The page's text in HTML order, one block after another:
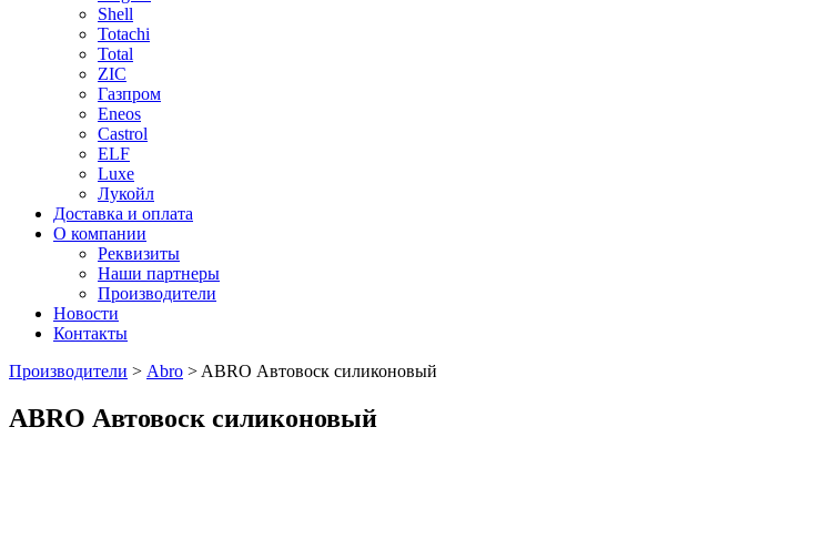
Shell
Totachi
Total
ZIC
Газпром
Еneos
Сastrol
ELF
Luxe
Лукойл
Доставка и оплата
О компании
Реквизиты
Наши партнеры
Производители
Новости
Контакты
Производители > Abro > ABRO Автовоск силиконовый
ABRO Автовоск силиконовый